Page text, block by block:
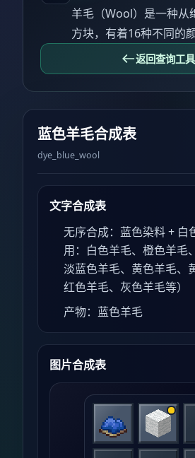
羊毛（Wool）是一种从
方块，有着16种不同的颜
返回查询工具
蓝色羊毛合成表
dye_blue_wool
文字合成表
无序合成：蓝色染料 + 白
用：白色羊毛、橙色羊毛
淡蓝色羊毛、黄色羊毛、
红色羊毛、灰色羊毛等）
产物：蓝色羊毛
图片合成表